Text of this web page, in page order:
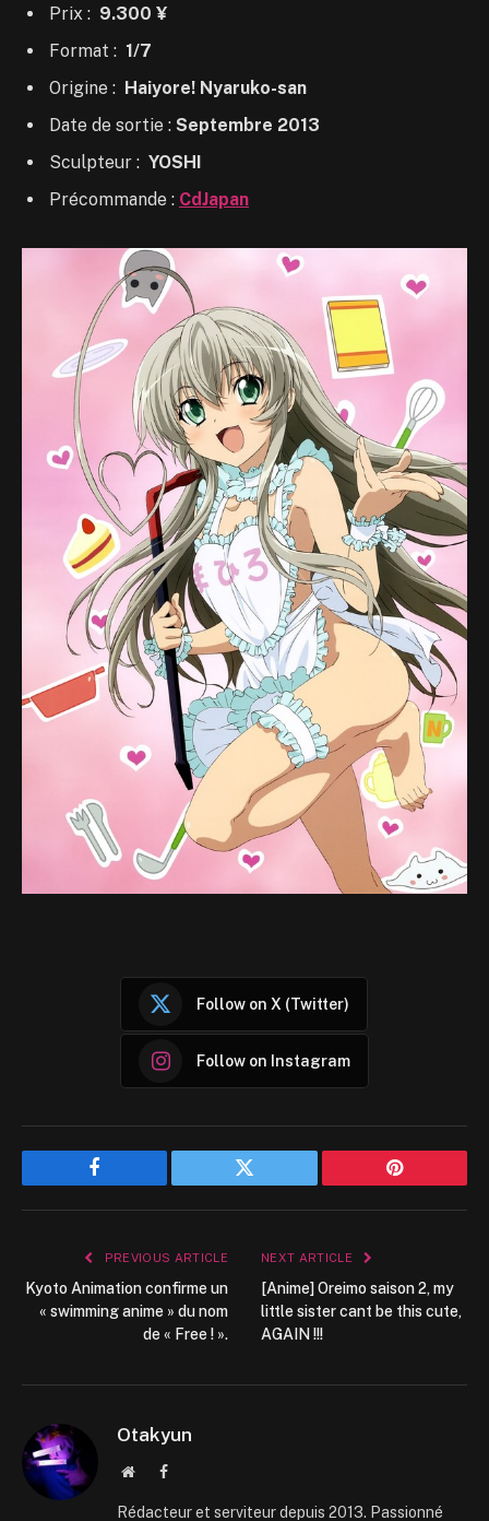
Prix : 9.300 ¥
Format : 1/7
Origine : Haiyore! Nyaruko-san
Date de sortie : Septembre 2013
Sculpteur : YOSHI
Précommande : CdJapan
Follow on X (Twitter)
Follow on Instagram
Facebook Twitter Pinterest
PREVIOUS ARTICLE
Kyoto Animation confirme un
« swimming anime » du nom
de « Free ! ».
NEXT ARTICLE
[Anime] Oreimo saison 2, my
little sister cant be this cute,
AGAIN !!!
Otakyun
WebsiteFacebook
Rédacteur et serviteur depuis 2013. Passionné